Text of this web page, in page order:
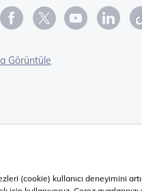
Görüntüle